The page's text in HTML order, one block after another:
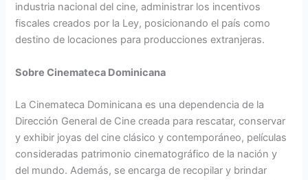
industria nacional del cine, administrar los incentivos
fiscales creados por la Ley, posicionando el país como
destino de locaciones para producciones extranjeras.
Sobre Cinemateca Dominicana
La Cinemateca Dominicana es una dependencia de la
Dirección General de Cine creada para rescatar, conservar
y exhibir joyas del cine clásico y contemporáneo, películas
consideradas patrimonio cinematográfico de la nación y
del mundo. Además, se encarga de recopilar y brindar